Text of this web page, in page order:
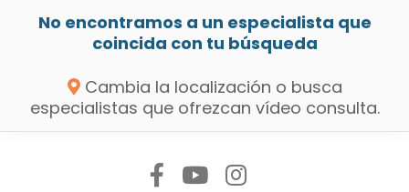
No encontramos a un especialista que
coincida con tu búsqueda
Cambia la localización o busca
especialistas que ofrezcan vídeo consulta.